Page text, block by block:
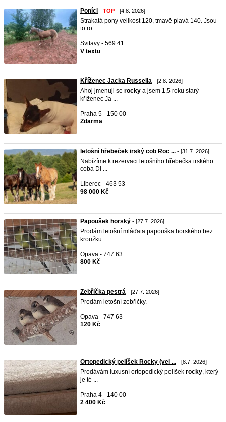
Poníci - TOP - [4.8. 2026]
Strakatá pony velikost 120, tmavě plavá 140. Jsou
to ro ...
Svitavy - 569 41
V textu
Kříženec Jacka Russella - [2.8. 2026]
Ahoj jmenuji se rocky a jsem 1,5 roku starý
kříženec Ja ...
Praha 5 - 150 00
Zdarma
letošní hřebeček irský cob Roc ... - [31.7. 2026]
Nabízíme k rezervaci letošního hřebečka irského
coba Di ...
Liberec - 463 53
98 000 Kč
Papoušek horský - [27.7. 2026]
Prodám letošní mláďata papouška horského bez
kroužku.
Opava - 747 63
800 Kč
Zebřička pestrá - [27.7. 2026]
Prodám letošní zebřičky.
Opava - 747 63
120 Kč
Ortopedický pelíšek Rocky (vel ... - [8.7. 2026]
Prodávám luxusní ortopedický pelíšek rocky, který
je té ...
Praha 4 - 140 00
2 400 Kč